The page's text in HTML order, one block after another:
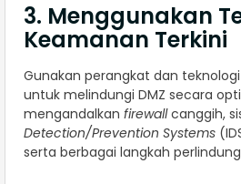
3. Menggunakan
Keamanan Terkini
Gunakan perangkat dan
untuk melindungi DMZ secara
mengandalkan firewallcanggih,
Detection/Prevention Systems
serta berbagai langkah